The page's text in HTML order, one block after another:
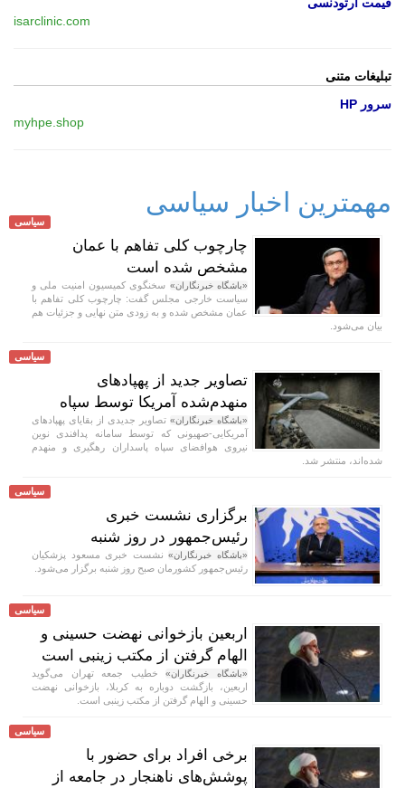
isarclinic.com
تبلیغات متنی
سرور HP
myhpe.shop
مهمترین اخبار سیاسی
سیاسی
چارچوب کلی تفاهم با عمان
مشخص شده است
«باشگاه خبرنگاران» سخنگوی کمیسیون امنیت ملی و
سیاست خارجی مجلس گفت: چارچوب کلی تفاهم با
عمان مشخص شده و به زودی متن نهایی و جزئیات هم
بیان می‌شود.
سیاسی
تصاویر جدید از پهپادهای
منهدم‌شده آمریکا توسط سپاه
«باشگاه خبرنگاران» تصاویر جدیدی از بقایای پهپادهای
آمریکایی-صهیونی که توسط سامانه‌ پدافندی نوین
نیروی هوافضای سپاه پاسداران رهگیری و منهدم
شده‌اند، منتشر شد.
سیاسی
برگزاری نشست خبری
رئیس‌جمهور در روز شنبه
«باشگاه خبرنگاران»نشست خبری مسعود پزشکیان
رئیس‌جمهور کشورمان صبح روز شنبه برگزار می‌شود.
سیاسی
اربعین بازخوانی نهضت حسینی و
الهام گرفتن از مکتب زینبی است
«باشگاه خبرنگاران»خطیب جمعه تهران می‌گوید
اربعین، بازگشت دوباره به کربلا، بازخوانی نهضت
حسینی و الهام گرفتن از مکتب زینبی است.
سیاسی
برخی افراد برای حضور با
پوشش‌های ناهنجار در جامعه از